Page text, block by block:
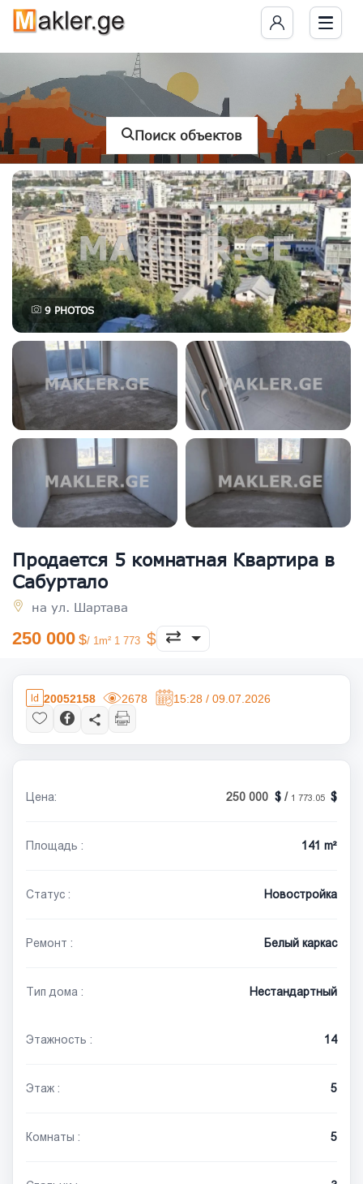
Поиск объектов
9 PHOTOS
Продается 5 комнатная Квартира в
Сабуртало
на ул. Шартава
250 000 / 1m² 1 773
20052158 2678 15:28 / 09.07.2026
Цена: 250 000 / 1 773.05
Площадь : 141 m²
Статус : Новостройка
Ремонт : Белый каркас
Тип дома : Нестандартный
Этажность : 14
Этаж : 5
Комнаты : 5